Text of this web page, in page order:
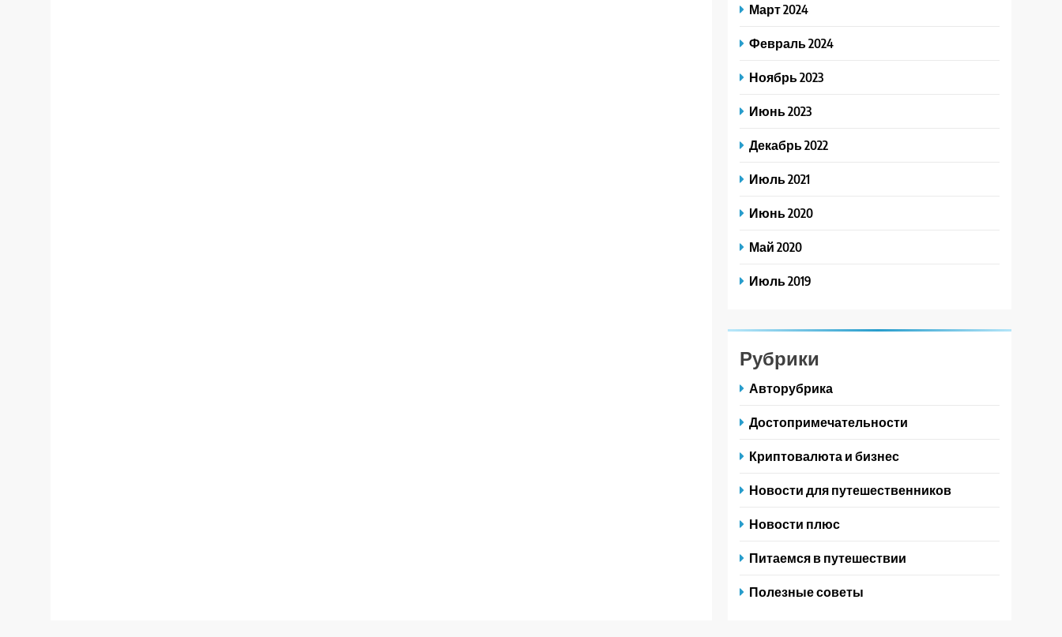
Март 2024
Февраль 2024
Ноябрь 2023
Июнь 2023
Декабрь 2022
Июль 2021
Июнь 2020
Май 2020
Июль 2019
Рубрики
Авторубрика
Достопримечательности
Криптовалюта и бизнес
Новости для путешественников
Новости плюс
Питаемся в путешествии
Полезные советы